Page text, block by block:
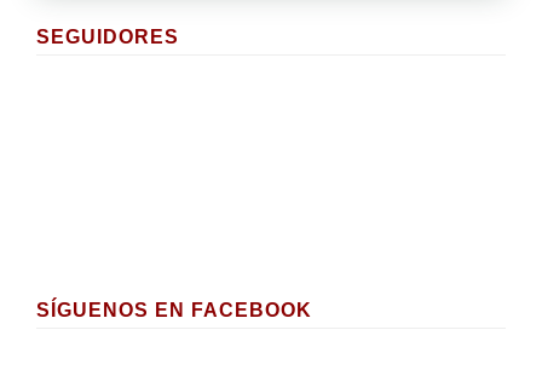
SEGUIDORES
SÍGUENOS EN FACEBOOK